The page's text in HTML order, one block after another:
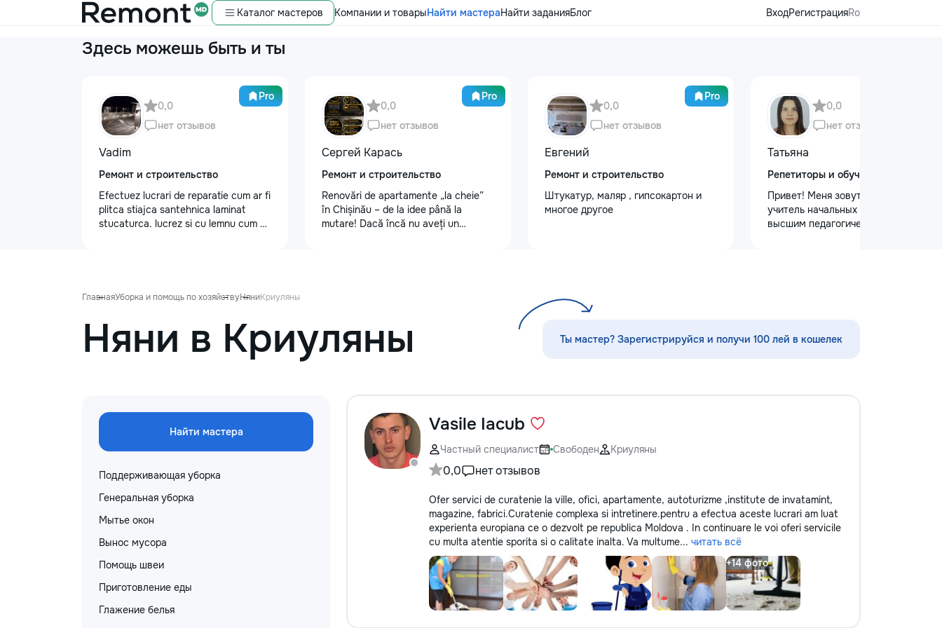
Каталог мастеров Компании и товарыНайти мастераНайти заданияБлог ВходРегистрацияRo
Здесь можешь быть и ты
Pro
0,0
нет отзывов
Vadim
Ремонт и строительство
Efectuez lucrari de reparatie cum ar fi
plitca stiajca santehnica laminat
stucaturca. lucrez si cu lemnu cum ar
Pro
0,0
нет отзывов
Сергей Карась
Ремонт и строительство
Renovări de apartamente „la cheie”
în Chișinău – de la idee până la
mutare! Dacă încă nu aveți un
Oferim garanție reală pentru toate
lucrările executate. Materiale cu
video săptămânal În fiecare
săptămână primiți foto și video de pe
șantier, iar dacă doriți, puteți vizita
personal obiectul și verifica
desfășurarea lucrărilor. Siguranța
comunicațiilor ascunse Înainte de
instalația electrică, țevile și toate
comunicațiile ascunse. După reparație
veți rămâne cu schema comunicațiilor
ascunse și fotografiile tuturor
etapelor importante. Curățenie
profesională Predăm apartamentul
complet pregătit pentru locuit – curat,
fără praf și fără deșeuri de
Pro
0,0
нет отзывов
Евгений
Ремонт и строительство
Штукатур, маляр , гипсокартон и
многое другое
0,0
нет отзывов
Татьяна
Репетиторы и обучение
Привет! Меня зовут Татьяна Я —
учитель начальных классов с
высшим педагогическим и
ориентировка в пространстве,
обучению Для школьников (1–4
именно к вашему! Занятия проходят
весело, динамично, с любовью к
детям и заботой об их развитии.
звоните: 📱 +37060597613 Обучение
— это интересно! Давайте
открывать этот мир вместе! Ваш
малыш заслуживает лучшего!
ГлавнаяУборка и помощь по хозяйствуНяниКриуляны
Няни в Криуляны Ты мастер? Зарегистрируйся и получи 100 лей в кошелек
Найти мастера
Поддерживающая уборка
Генеральная уборка
Мытье окон
Вынос мусора
Помощь швеи
Приготовление еды
Глажение белья
Vasile Iacub
Частный специалист Свободен Криуляны
0,0 нет отзывов
Ofer servici de curatenie la ville, ofici, apartamente, autoturizme ,institute de invatamint,
magazine, fabrici.Curatenie complexa si intretinere.pentru a efectua aceste lucrari am luat
experienta europiana ce o dezvolt pe republica Moldova . In continuare le voi oferi servicile
cu multa atentie sporita si o calitate inalta. Va multume... читать всё